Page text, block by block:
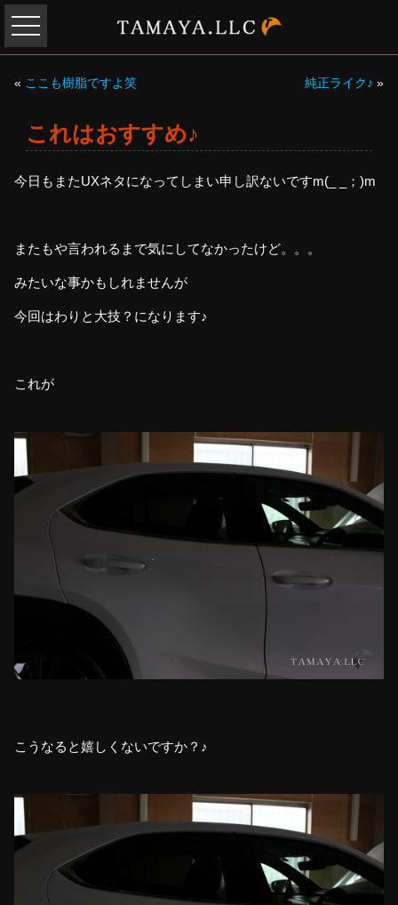
« ここも樹脂ですよ笑 純正ライク♪ »
これはおすすめ♪
今日もまたUXネタになってしまい申し訳ないですm(_ _；)m
またもや言われるまで気にしてなかったけど。。。
みたいな事かもしれませんが
今回はわりと大技？になります♪
これが
こうなると嬉しくないですか？♪